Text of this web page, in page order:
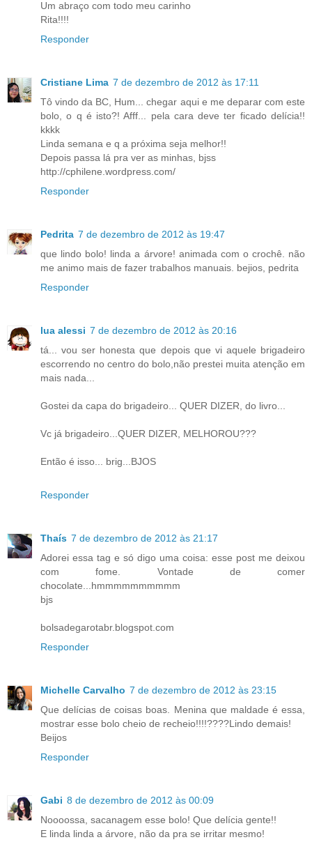
Um abraço com todo meu carinho
Rita!!!!
Responder
Cristiane Lima 7 de dezembro de 2012 às 17:11
Tô vindo da BC, Hum... chegar aqui e me deparar com este
bolo, o q é isto?! Afff... pela cara deve ter ficado delícia!!
kkkk
Linda semana e q a próxima seja melhor!!
Depois passa lá pra ver as minhas, bjss
http://cphilene.wordpress.com/
Responder
Pedrita 7 de dezembro de 2012 às 19:47
que lindo bolo! linda a árvore! animada com o crochê. não
me animo mais de fazer trabalhos manuais. bejios, pedrita
Responder
lua alessi 7 de dezembro de 2012 às 20:16
tá... vou ser honesta que depois que vi aquele brigadeiro
escorrendo no centro do bolo,não prestei muita atenção em
mais nada...
Gostei da capa do brigadeiro... QUER DIZER, do livro...
Vc já brigadeiro...QUER DIZER, MELHOROU???
Então é isso... brig...BJOS
Responder
Thaís 7 de dezembro de 2012 às 21:17
Adorei essa tag e só digo uma coisa: esse post me deixou
com fome. Vontade de comer
chocolate...hmmmmmmmmmm
bjs
bolsadegarotabr.blogspot.com
Responder
Michelle Carvalho 7 de dezembro de 2012 às 23:15
Que delícias de coisas boas. Menina que maldade é essa,
mostrar esse bolo cheio de recheio!!!!????Lindo demais!
Beijos
Responder
Gabi 8 de dezembro de 2012 às 00:09
Noooossa, sacanagem esse bolo! Que delícia gente!!
E linda linda a árvore, não da pra se irritar mesmo!